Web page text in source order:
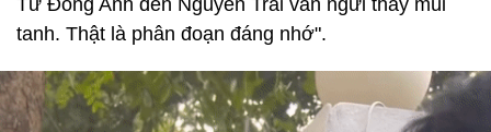
Từ Đông Anh đến Nguyễn Trãi vẫn ngửi thấy mùi
tanh. Thật là phân đoạn đáng nhớ".